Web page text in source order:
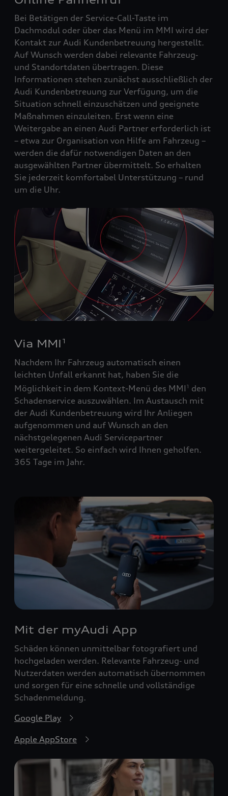
Bei Betätigen der Service-Call-Taste im
Dachmodul oder über das Menü im MMI wird der
Kontakt zur Audi Kundenbetreuung hergestellt.
Auf Wunsch werden dabei relevante Fahrzeug‑
und Standortdaten übertragen. Diese
Informationen stehen zunächst ausschließlich der
Audi Kundenbetreuung zur Verfügung, um die
Situation schnell einzuschätzen und geeignete
Maßnahmen einzuleiten. Erst wenn eine
Weitergabe an einen Audi Partner erforderlich ist
– etwa zur Organisation von Hilfe am Fahrzeug –
werden die dafür notwendigen Daten an den
ausgewählten Partner übermittelt. So erhalten
Sie jederzeit komfortabel Unterstützung – rund
um die Uhr.
Via MMI 1
Nachdem Ihr Fahrzeug automatisch einen
leichten Unfall erkannt hat, haben Sie die
Möglichkeit in dem Kontext-Menü des MMI 1
den
Schadenservice auszuwählen. Im Austausch mit
der Audi Kundenbetreuung wird Ihr Anliegen
aufgenommen und auf Wunsch an den
nächstgelegenen Audi Servicepartner
weitergeleitet. So einfach wird Ihnen geholfen.
365 Tage im Jahr.
Mit der myAudi App
Schäden können unmittelbar fotografiert und
hochgeladen werden. Relevante Fahrzeug‑ und
Nutzerdaten werden automatisch übernommen
und sorgen für eine schnelle und vollständige
Schadenmeldung.
Google Play
Apple AppStore